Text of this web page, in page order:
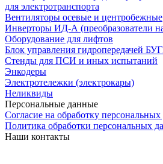
для электротранспорта
Вентиляторы осевые и центробежные
Инверторы ИД-А (преобразователи
Оборудование для лифтов
Блок управления гидропередачей
Стенды для ПСИ и иных испытаний
Энкодеры
Электротележки (электрокары)
Неликвиды
Персональные данные
Согласие на обработку
Политика обработки персональных
Наши контакты